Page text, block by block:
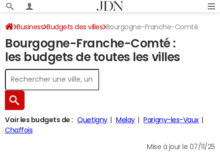
Business Budgets des villes Bourgogne-Franche-Comté
Bourgogne-Franche-Comté :
les budgets de toutes les villes
Voir les budgets de : Quetigny Melay
Parigny-les-Vaux
Chaffois
Mise à jour le 07/11/25